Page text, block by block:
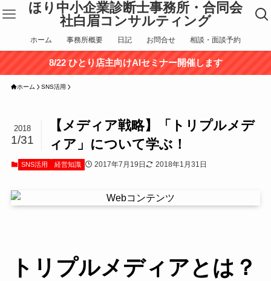
ほり中小企業診断士事務所・合同会
社白眉コンサルティング
ホーム 事務所概要 日記 お問合せ 相談・面談予約
8/22 ひとり店主向けAIセミナー開催します
ホーム SNS活用
【メディア戦略】「トリプルメデ
ィア」について学ぶ！
2018
1/31
SNS活用 経営知識 2017年7月19日 2018年1月31日
トリプルメディアとは？